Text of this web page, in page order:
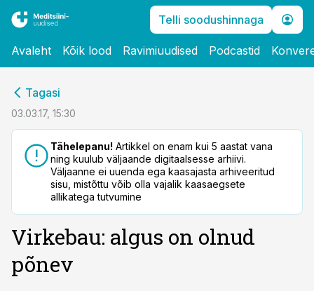
Telli soodushinnaga
Avaleht Kõik lood Ravimiuudised Podcastid
Tagasi
03.03.17, 15:30
Tähelepanu! Artikkel on enam kui 5 aastat vana
ning kuulub väljaande digitaalsesse arhiivi.
Väljaanne ei uuenda ega kaasajasta arhiveeritud
sisu, mistõttu võib olla vajalik kaasaegsete
allikatega tutvumine
Virkebau: algus on olnud
põnev